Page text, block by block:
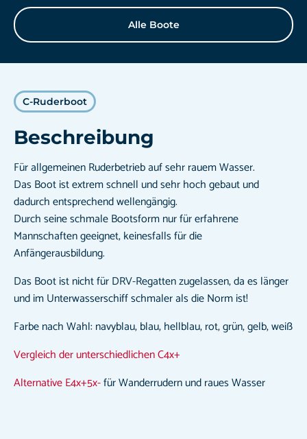
Alle Boote
C-Ruderboot
Beschreibung
Für allgemeinen Ruderbetrieb auf sehr rauem Wasser.
Das Boot ist extrem schnell und sehr hoch gebaut und
dadurch entsprechend wellengängig.
Durch seine schmale Bootsform nur für erfahrene
Mannschaften geeignet, keinesfalls für die
Anfängerausbildung.
Das Boot ist nicht für DRV-Regatten zugelassen, da es länger
und im Unterwasserschiff schmaler als die Norm ist!
Farbe nach Wahl: navyblau, blau, hellblau, rot, grün, gelb, weiß
Vergleich der unterschiedlichen C4x+
Alternative E4x+5x-für Wanderrudern und raues Wasser